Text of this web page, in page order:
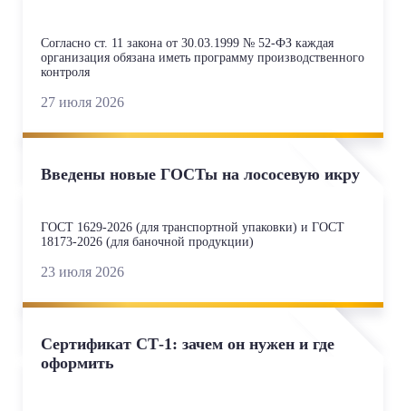
Согласно ст. 11 закона от 30.03.1999 № 52‑ФЗ каждая
организация обязана иметь программу производственного
контроля
27 июля 2026
Введены новые ГОСТы на лососевую икру
ГОСТ 1629‑2026 (для транспортной упаковки) и ГОСТ
18173‑2026 (для баночной продукции)
23 июля 2026
Сертификат СТ‑1: зачем он нужен и где
оформить